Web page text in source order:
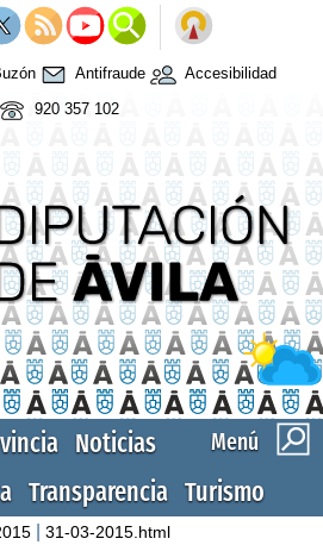
Antifraude
Accesibilidad
920 357 102
Menú
Noticias
Transparencia Turismo
|31-03-2015.html